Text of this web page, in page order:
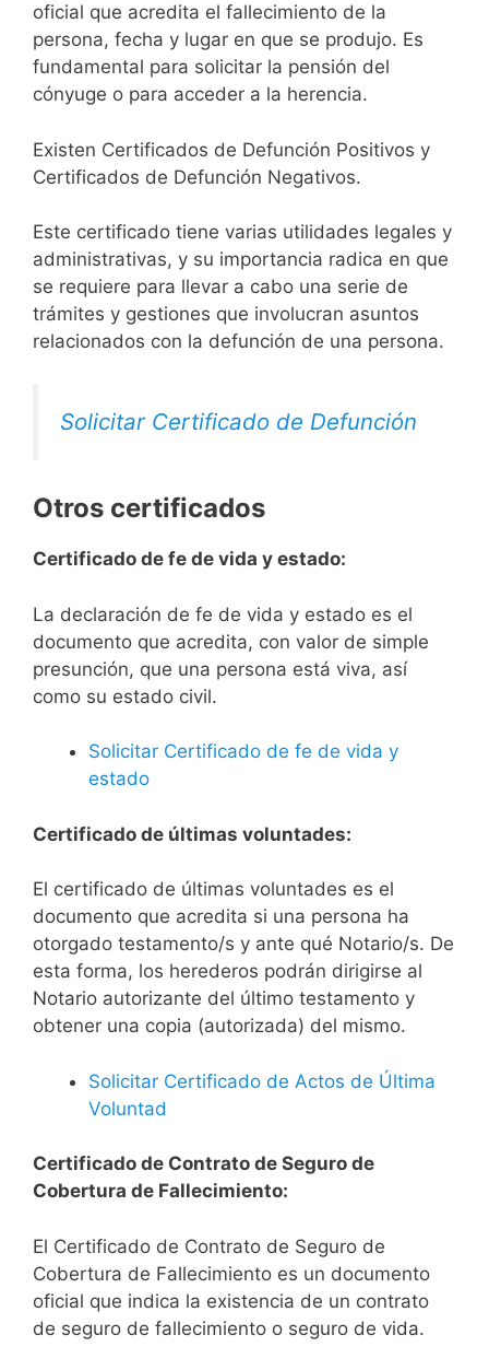
oficial que acredita el fallecimiento de la
persona, fecha y lugar en que se produjo. Es
fundamental para solicitar la pensión del
cónyuge o para acceder a la herencia.
Existen Certificados de Defunción Positivos y
Certificados de Defunción Negativos.
Este certificado tiene varias utilidades legales y
administrativas, y su importancia radica en que
se requiere para llevar a cabo una serie de
trámites y gestiones que involucran asuntos
relacionados con la defunción de una persona.
Solicitar Certificado de Defunción
Otros certificados
Certificado de fe de vida y estado:
La declaración de fe de vida y estado es el
documento que acredita, con valor de simple
presunción, que una persona está viva, así
como su estado civil.
Solicitar Certificado de fe de vida y
estado
Certificado de últimas voluntades:
El certificado de últimas voluntades es el
documento que acredita si una persona ha
otorgado testamento/s y ante qué Notario/s. De
esta forma, los herederos podrán dirigirse al
Notario autorizante del último testamento y
obtener una copia (autorizada) del mismo.
Solicitar Certificado de Actos de Última
Voluntad
Certificado de Contrato de Seguro de
Cobertura de Fallecimiento:
El Certificado de Contrato de Seguro de
Cobertura de Fallecimiento es un documento
oficial que indica la existencia de un contrato
de seguro de fallecimiento o seguro de vida.